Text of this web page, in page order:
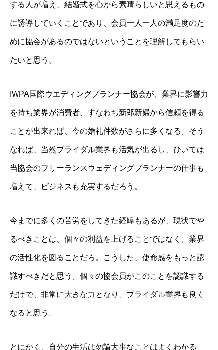
する人が増え、結婚式を心から素晴らしいと思えるもの
に誘導していくことであり、会員一人一人の満足度のた
めに協会があるのではないということを理解してもらい
たいと思う。
IWPA国際ウエディングプランナー協会が、業界に影響力
を持ち業界が消費者、すなわち新郎新婦から信頼を得る
ことが出来れば、今の婚礼件数がさらに多くなる。そう
なれば、当然ブライダル業界も活気が出るし、ひいては
当協会のフリーランスウェディングプランナーの仕事も
増えて、ビジネスも充実するだろう。
今までに多くの苦労をしてきた経緯もあるが、現状でや
るべきことは、個々の利益を上げることではなく、業界
の活性化を図ることだろ。こうした、使命感をもっと認
識すべきだと思う。個々の協会員がこのことを認識する
だけで、非常に大きな力となり、ブライダル業界も良く
なると思う。
とにかく、自分の生活は勿論大事なことはよくわかる